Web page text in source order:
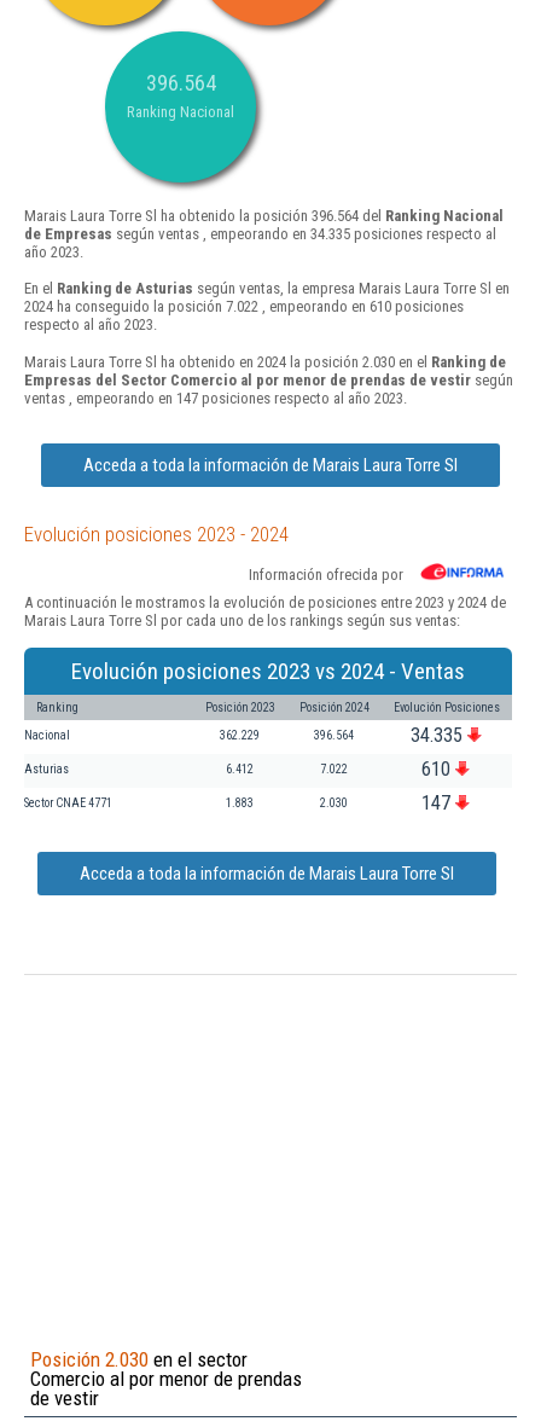
396.564
Ranking Nacional
Marais Laura Torre Sl ha obtenido la posición 396.564 del Ranking Nacional
de Empresas según ventas , empeorando en 34.335 posiciones respecto al
año 2023.
En el Ranking de Asturias según ventas, la empresa Marais Laura Torre Sl en
2024 ha conseguido la posición 7.022 , empeorando en 610 posiciones
respecto al año 2023.
Marais Laura Torre Sl ha obtenido en 2024 la posición 2.030 en el Ranking de
Empresas del Sector Comercio al por menor de prendas de vestir según
ventas , empeorando en 147 posiciones respecto al año 2023.
Acceda a toda la información de Marais Laura Torre Sl
Evolución posiciones 2023 - 2024
Información ofrecida por
A continuación le mostramos la evolución de posiciones entre 2023 y 2024 de
Marais Laura Torre Sl por cada uno de los rankings según sus ventas:
Evolución posiciones 2023 vs 2024 - Ventas
Ranking Posición 2023 Posición 2024 Evolución Posiciones
Nacional 362.229 396.564 34.335
Asturias 6.412 7.022 610
Sector CNAE 4771 1.883 2.030 147
Acceda a toda la información de Marais Laura Torre Sl
Posición 2.030 en el sector
Comercio al por menor de prendas
de vestir